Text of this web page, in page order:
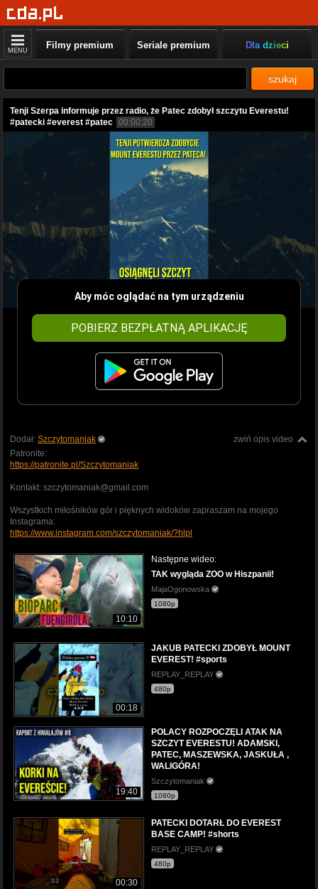
MENU Filmy premium Seriale premium Dla dzieci
szukaj
Tenji Szerpa informuje przez radio, że Patec zdobył szczytu Everestu!
#patecki #everest #patec 00:00:20
Aby móc oglądać na tym urządzeniu
POBIERZ BEZPŁATNĄ APLIKACJĘ
zwiń opis video
Dodał: Szczytomaniak
Patronite:
https://patronite.pl/Szczytomaniak
Kontakt: szczytomaniak@gmail.com
Wszystkich miłośników gór i pięknych widoków zapraszam na mojego
Instagrama:
https://www.instagram.com/szczytomaniak/?hlpl
10:10
Następne wideo:
TAK wygląda ZOO w Hiszpanii!
MajaOgonowska
1080p
00:18
JAKUB PATECKI ZDOBYŁ MOUNT
EVEREST! #sports
REPLAY_REPLAY
480p
19:40
POLACY ROZPOCZĘLI ATAK NA
SZCZYT EVERESTU! ADAMSKI,
PATEC, MASZEWSKA, JASKUŁA ,
WALIGÓRA!
Szczytomaniak
1080p
00:30
PATECKI DOTARŁ DO EVEREST
BASE CAMP! #shorts
REPLAY_REPLAY
480p